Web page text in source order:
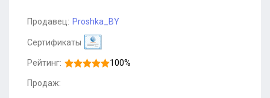
Продавец: Proshka_BY
Сертификаты
Рейтинг: 100%
Продаж: